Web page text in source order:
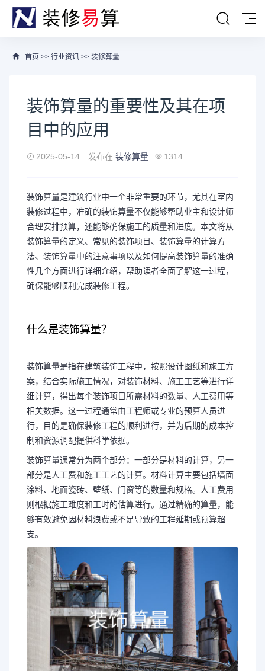
首页 >> 行业资讯 >> 装修算量
装饰算量的重要性及其在项
目中的应用
2025-05-14 发布在 装修算量 1314
装饰算量是建筑行业中一个非常重要的环节，尤其在室内
装修过程中，准确的装饰算量不仅能够帮助业主和设计师
合理安排预算，还能够确保施工的质量和进度。本文将从
装饰算量的定义、常见的装饰项目、装饰算量的计算方
法、装饰算量中的注意事项以及如何提高装饰算量的准确
性几个方面进行详细介绍，帮助读者全面了解这一过程，
确保能够顺利完成装修工程。
什么是装饰算量？
装饰算量是指在建筑装饰工程中，按照设计图纸和施工方
案，结合实际施工情况，对装饰材料、施工工艺等进行详
细计算，得出每个装饰项目所需材料的数量、人工费用等
相关数据。这一过程通常由工程师或专业的预算人员进
行，目的是确保装修工程的顺利进行，并为后期的成本控
制和资源调配提供科学依据。
装饰算量通常分为两个部分：一部分是材料的计算，另一
部分是人工费和施工工艺的计算。材料计算主要包括墙面
涂料、地面瓷砖、壁纸、门窗等的数量和规格。人工费用
则根据施工难度和工时的估算进行。通过精确的算量，能
够有效避免因材料浪费或不足导致的工程延期或预算超
支。